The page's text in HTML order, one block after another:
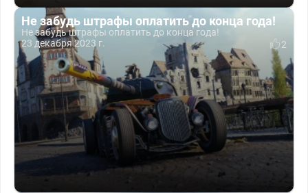
Не забудь штрафы оплатить до конца года!
Не забудь штрафы оплатить до конца года!
23 декабря 2023 г.
2